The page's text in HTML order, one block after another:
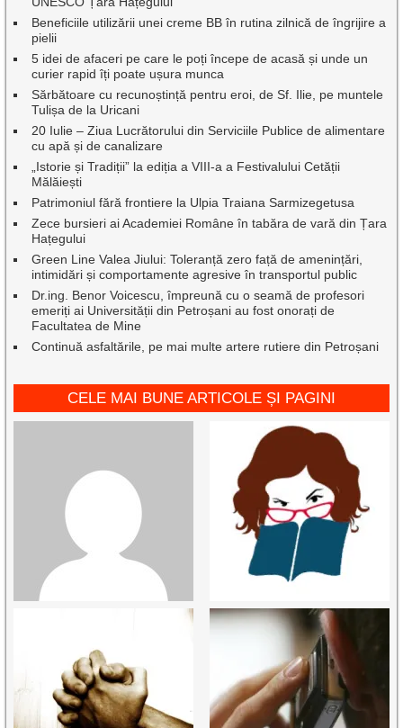
Beneficiile utilizării unei creme BB în rutina zilnică de îngrijire a
pielii
5 idei de afaceri pe care le poți începe de acasă și unde un
curier rapid îți poate ușura munca
Sărbătoare cu recunoștință pentru eroi, de Sf. Ilie, pe muntele
Tulișa de la Uricani
20 Iulie – Ziua Lucrătorului din Serviciile Publice de alimentare
cu apă și de canalizare
„Istorie și Tradiții” la ediția a VIII-a a Festivalului Cetății
Mălăiești
Patrimoniul fără frontiere la Ulpia Traiana Sarmizegetusa
Zece bursieri ai Academiei Române în tabăra de vară din Țara
Hațegului
Green Line Valea Jiului: Toleranță zero față de amenințări,
intimidări și comportamente agresive în transportul public
Dr.ing. Benor Voicescu, împreună cu o seamă de profesori
emeriți ai Universității din Petroșani au fost onorați de
Facultatea de Mine
Continuă asfaltările, pe mai multe artere rutiere din Petroșani
CELE MAI BUNE ARTICOLE ȘI PAGINI